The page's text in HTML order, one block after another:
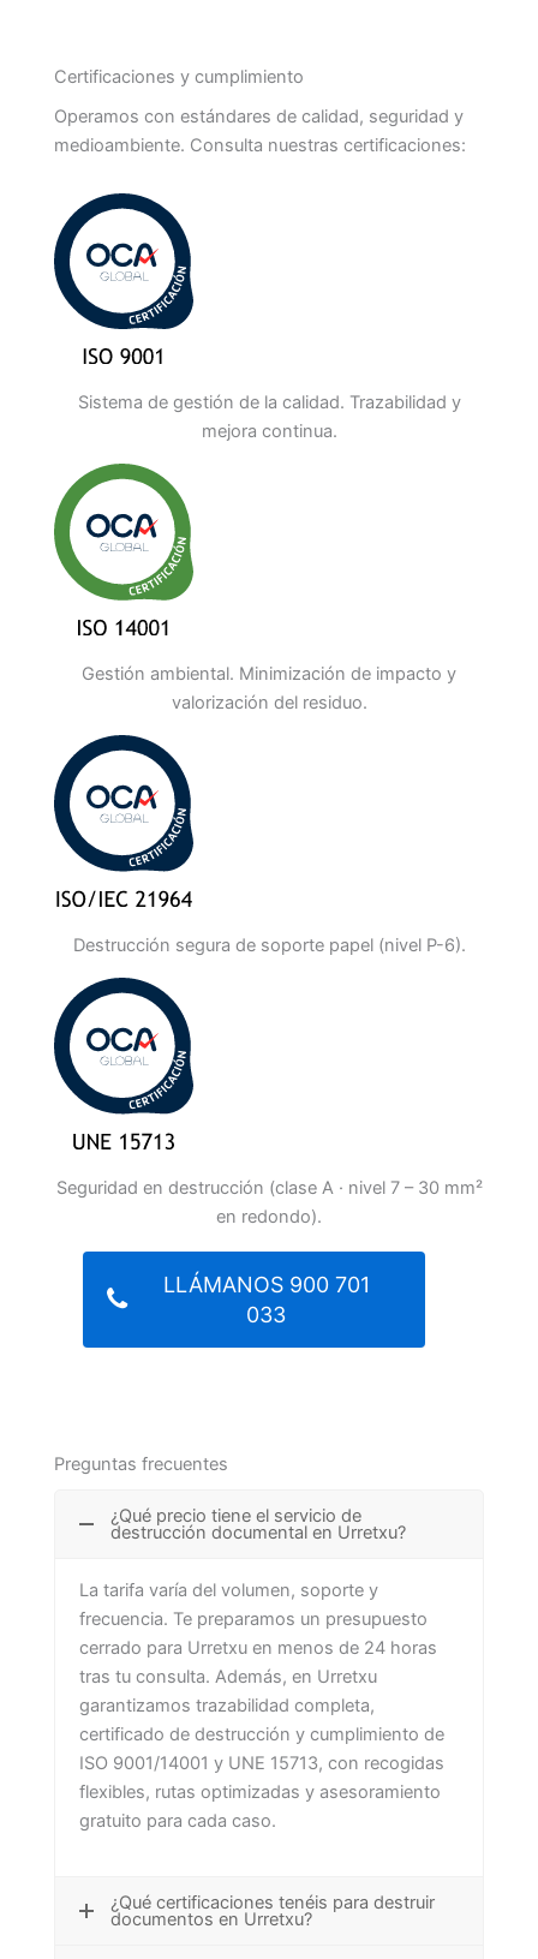
Certificaciones y cumplimiento
Operamos con estándares de calidad, seguridad y
medioambiente. Consulta nuestras certificaciones:
Sistema de gestión de la calidad. Trazabilidad y
mejora continua.
Gestión ambiental. Minimización de impacto y
valorización del residuo.
Destrucción segura de soporte papel (nivel P-6).
Seguridad en destrucción (clase A · nivel 7 – 30 mm²
en redondo).
LLÁMANOS 900 701
033
Preguntas frecuentes
¿Qué precio tiene el servicio de
destrucción documental en Urretxu?
La tarifa varía del volumen, soporte y
frecuencia. Te preparamos un presupuesto
cerrado para Urretxu en menos de 24 horas
tras tu consulta. Además, en Urretxu
garantizamos trazabilidad completa,
certificado de destrucción y cumplimiento de
ISO 9001/14001 y UNE 15713, con recogidas
flexibles, rutas optimizadas y asesoramiento
gratuito para cada caso.
¿Qué certificaciones tenéis para destruir
documentos en Urretxu?